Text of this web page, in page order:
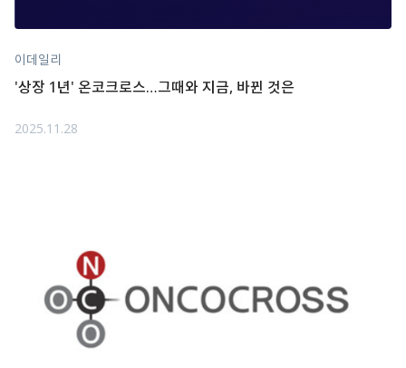
이데일리
'상장 1년' 온코크로스…그때와 지금, 바뀐 것은
2025.11.28